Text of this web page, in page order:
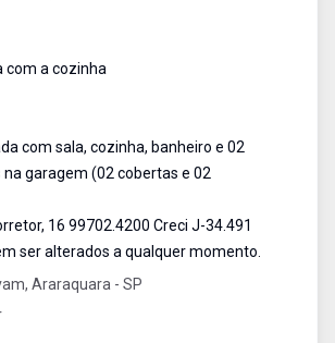
com a cozinha
com sala, cozinha, banheiro e 02
na garagem (02 cobertas e 02
16 99702.4200 Creci J-34.491
ser alterados a qualquer momento.
Araraquara - SP